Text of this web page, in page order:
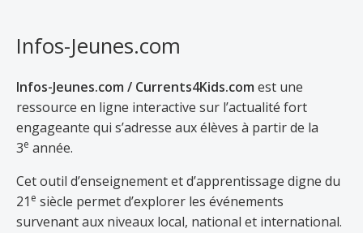
Infos-Jeunes.com
Infos-Jeunes.com / Currents4Kids.com est une
ressource en ligne interactive sur l’actualité fort
engageante qui s’adresse aux élèves à partir de la
3e année.
Cet outil d’enseignement et d’apprentissage digne du
21 e siècle permet d’explorer les événements
survenant aux niveaux local, national et international.